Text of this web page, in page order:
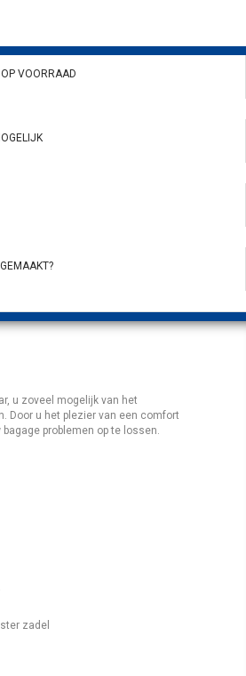
VOORRAAD
u zoveel mogelijk van het
Door u het plezier van een comfort
problemen op te lossen.
zadel